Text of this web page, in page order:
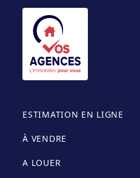
ESTIMATION EN LIGNE
À VENDRE
A LOUER